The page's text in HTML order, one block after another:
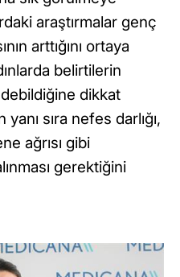
araştırmalar genç
arttığını ortaya
belirtilerin
dikkat
sıra nefes darlığı,
ağrısı gibi
gerektiğini